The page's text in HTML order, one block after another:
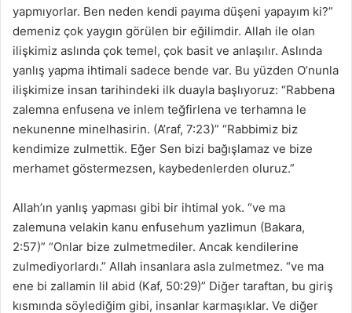
yapmıyorlar. Ben neden kendi payıma düşeni yapayım ki?”
demeniz çok yaygın görülen bir eğilimdir. Allah ile olan
ilişkimiz aslında çok temel, çok basit ve anlaşılır. Aslında
yanlış yapma ihtimali sadece bende var. Bu yüzden O’nunla
ilişkimize insan tarihindeki ilk duayla başlıyoruz: “Rabbena
zalemna enfusena ve inlem teğfirlena ve terhamna le
nekunenne minelhasirin. (A’raf, 7:23)” “Rabbimiz biz
kendimize zulmettik. Eğer Sen bizi bağışlamaz ve bize
merhamet göstermezsen, kaybedenlerden oluruz.”
Allah’ın yanlış yapması gibi bir ihtimal yok. “ve ma
zalemuna velakin kanu enfusehum yazlimun (Bakara,
2:57)” “Onlar bize zulmetmediler. Ancak kendilerine
zulmediyorlardı.” Allah insanlara asla zulmetmez. “ve ma
ene bi zallamin lil abid (Kaf, 50:29)” Diğer taraftan, bu giriş
kısmında söylediğim gibi, insanlar karmaşıklar. Ve diğer